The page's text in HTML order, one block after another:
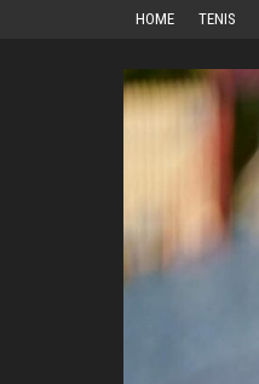
HOME TENIS